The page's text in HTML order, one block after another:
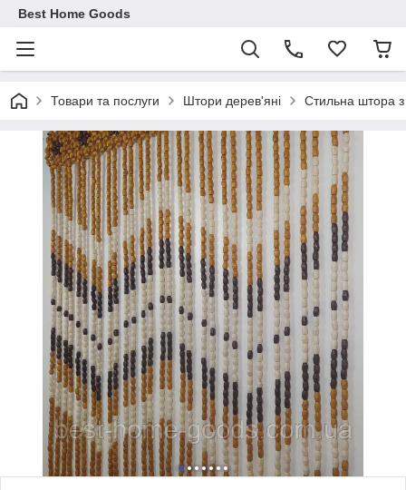
Best Home Goods
Товари та послуги Штори дерев'яні Стильна штора з